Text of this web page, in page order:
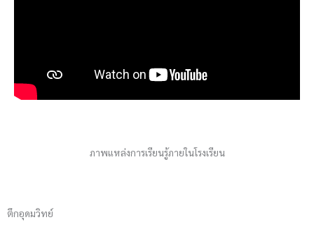
ภาพแหล่งการเรียนรู้ภายในโรงเรียน
ตึกอุดมวิทย์